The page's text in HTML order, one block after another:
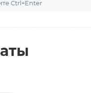
Ctrl+Enter